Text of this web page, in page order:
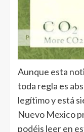
Aunque esta
toda regla es
legítimo y está
Nuevo Mexico
podéis leer en